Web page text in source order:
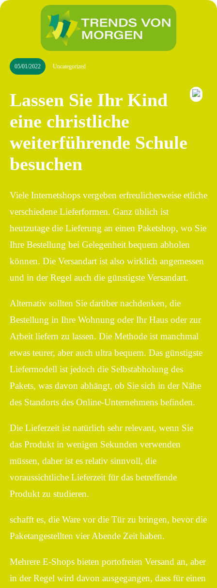
05/01/2022 Uncategorized
Lassen Sie Ihr Kind
eine christliche
weiterführende Schule
besuchen
Viele Internetshops vergeben erfreulicherweise etliche
verschiedene Lieferformen. Ganz üblich ist
heutzutage die Lieferung an einen Paketshop, wo Sie
Ihre Bestellung bei Gelegenheit bequem abholen
können. Die Versandart ist also wirklich angemessen
und in der Regel auch die günstigste Versandart.
Alternativ sollten Sie darüber nachdenken, die
Bestellung in Ihre Wohnung oder Ihr Haus oder zur
Arbeit liefern zu lassen. Die Methode ist manchmal
etwas teurer, aber auch ultra bequem. Das günstigste
Liefermodell ist jedoch die Selbstabholung des
Pakets, was davon abhängt, ob Sie sich in der Nähe
des Standorts des Online-Unternehmens befinden.
Die Lieferzeit ist natürlich sehr relevant, wenn Sie
das Produkt in wenigen Sekunden verwenden
müssen, daher ist es relativ sinnvoll, die
voraussichtliche Lieferzeit für das betreffende
Produkt zu studieren.
schafft es, die Ware vor die Tür zu bringen, bevor die
Paketangestellten vier Abende Zeit haben.
Mehrere E-Shops bieten portofreien Versand an, aber
in der Regel wird davon ausgegangen, dass für einen